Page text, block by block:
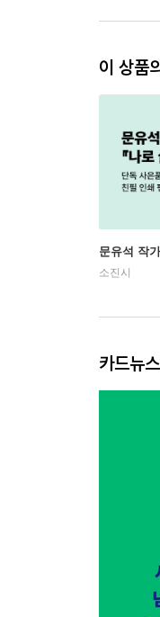
이 상품
문유석 작
소진시
카드뉴